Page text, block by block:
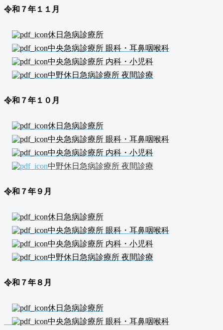
令和７年１１ 月
休日急病診療所
中央急病診療所 眼科・耳鼻咽喉科
中央急病診療所 内科・小児科
中野休日急病診療所 夜間診療
令和７年１０ 月
休日急病診療所
中央急病診療所 眼科・耳鼻咽喉科
中央急病診療所 内科・小児科
中野休日急病診療所 夜間診療
令和７年９ 月
休日急病診療所
中央急病診療所 眼科・耳鼻咽喉科
中央急病診療所 内科・小児科
中野休日急病診療所 夜間診療
令和７年８ 月
休日急病診療所
中央急病診療所 眼科・耳鼻咽喉科